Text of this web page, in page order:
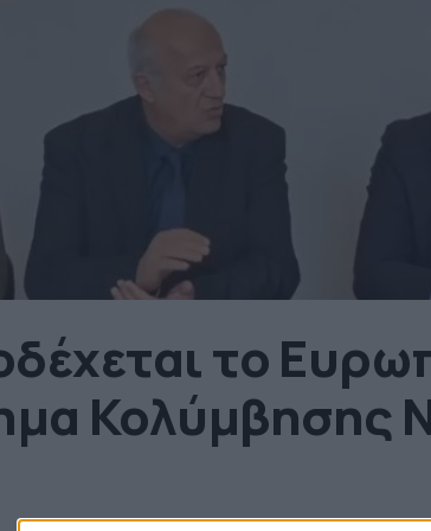
το
Κολύμβησης